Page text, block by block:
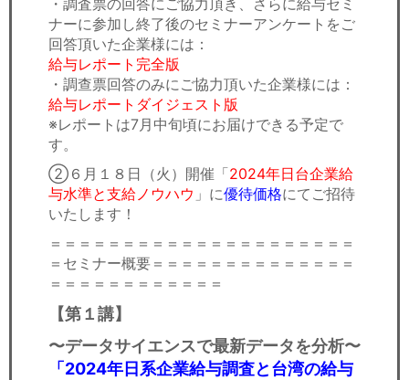
・調査票の回答にご協力頂き、さらに給与セミ
ナーに参加し終了後のセミナーアンケートをご
回答頂いた企業様には：
給与レポート完全版
・調查票回答のみにご協力頂いた企業様には：
給与レポートダイジェスト版
※レポートは7月中旬頃にお届けできる予定で
す。
②６月１８日（火）開催「2024年日台企業給
与水準と支給ノウハウ​ 」に優待価格にてご招待
いたします！
＝＝＝＝＝＝＝＝＝＝＝＝＝＝＝＝＝＝＝＝＝
＝セミナー概要＝＝＝＝＝＝＝＝＝＝＝＝＝＝
＝＝＝＝＝＝＝＝＝＝＝＝
【第１講】
〜データサイエンスで最新データを分析〜
「2024年日系企業給与調査と台湾の給与